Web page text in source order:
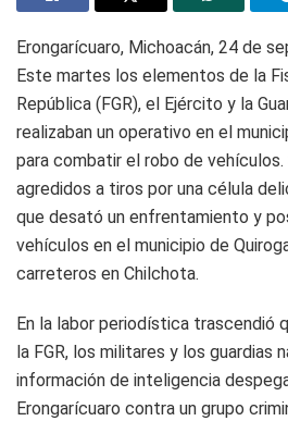
Erongarícuaro, Michoacán, 24 de
Este martes los elementos de la
República (FGR), el Ejército y la
realizaban un operativo en el
para combatir el robo de
agredidos a tiros por una célula
que desató un enfrentamiento y
vehículos en el municipio de
carreteros en Chilchota.
En la labor periodística trascendió
la FGR, los militares y los guardias
información de inteligencia
Erongarícuaro contra un grupo